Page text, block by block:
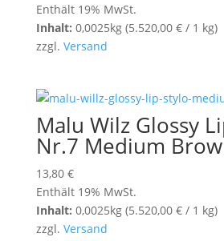
Enthält 19% MwSt.
Inhalt: 0,0025kg (5.520,00 €/ 1 kg)
zzgl. Versand
Malu Wilz Glossy
Nr.7 Medium
13,80 €
Enthält 19% MwSt.
Inhalt: 0,0025kg (5.520,00 €/ 1 kg)
zzgl. Versand